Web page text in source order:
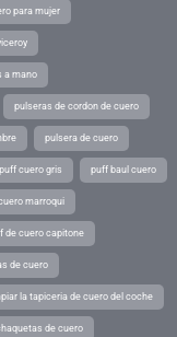
para mujer
a mano
pulseras de cordon de cuero
pulsera de cuero
puff cuero gris puff baul cuero
marroqui
de cuero capitone
de cuero
la tapiceria de cuero del coche
de cuero